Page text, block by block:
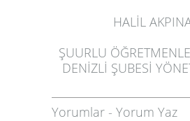
HALİL
ŞUURLU
DENİZLİ ŞUBESİ
Yorumlar - Yorum Yaz